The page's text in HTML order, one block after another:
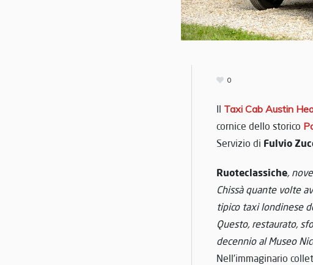
0
Il Taxi Cab Austin
cornice dello storico
Servizio di Fulvio
Ruoteclassiche,
Chissà quante volte
tipico taxi londinese
Questo, restaurato,
decennio al Museo
Nell’immaginario